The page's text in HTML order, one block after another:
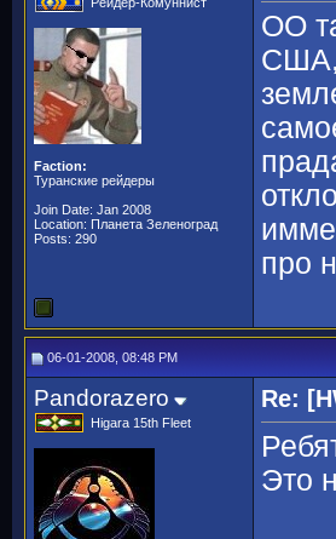
Faction:
Туранские рейдеры
Join Date: Jan 2008
Location: Планета Зеленоград
Posts: 290
ОО
США,
про
06-01-2008, 08:48 PM
Pandorazero
Higara 15th Fleet
Re:
Это